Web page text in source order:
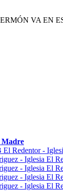
VA EN
Madre